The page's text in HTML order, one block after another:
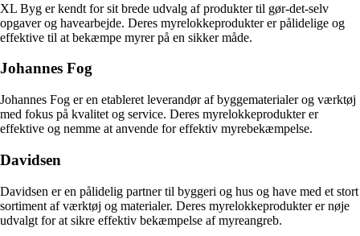
XL Byg er kendt for sit brede udvalg af produkter til gør-det-selv
opgaver og havearbejde. Deres myrelokkeprodukter er pålidelige og
effektive til at bekæmpe myrer på en sikker måde.
Johannes Fog
Johannes Fog er en etableret leverandør af byggematerialer og værktøj
med fokus på kvalitet og service. Deres myrelokkeprodukter er
effektive og nemme at anvende for effektiv myrebekæmpelse.
Davidsen
Davidsen er en pålidelig partner til byggeri og hus og have med et stort
sortiment af værktøj og materialer. Deres myrelokkeprodukter er nøje
udvalgt for at sikre effektiv bekæmpelse af myreangreb.